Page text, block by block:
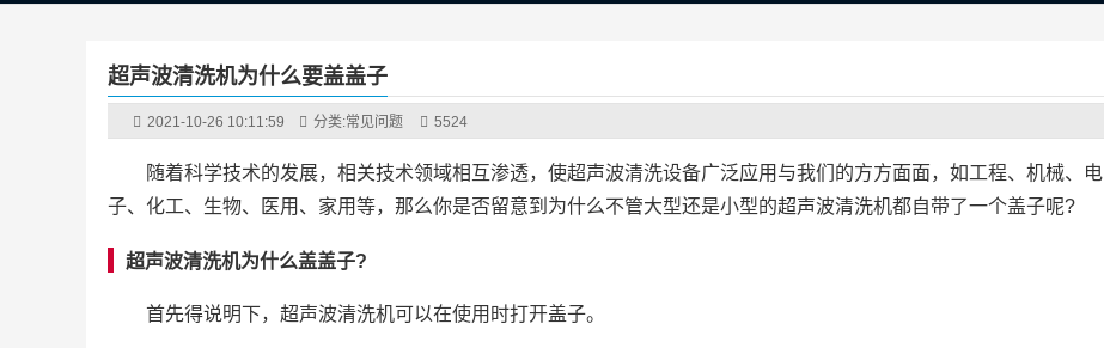
超声波清洗机为什么要盖盖子
2021-10-26 10:11:59 分类:常见问题 5524
随着科学技术的发展，相关技术领域相互渗透，使超声波清洗设备广泛应用与我们的方方面面，如工程、机械、电
子、化工、生物、医用、家用等，那么你是否留意到为什么不管大型还是小型的超声波清洗机都自带了一个盖子呢?
超声波清洗机为什么盖盖子?
首先得说明下，超声波清洗机可以在使用时打开盖子。